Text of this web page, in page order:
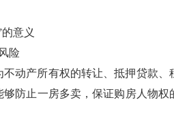
意义
险
不动产所有权的转让、抵押贷款
防止一房多卖，保证购房人物